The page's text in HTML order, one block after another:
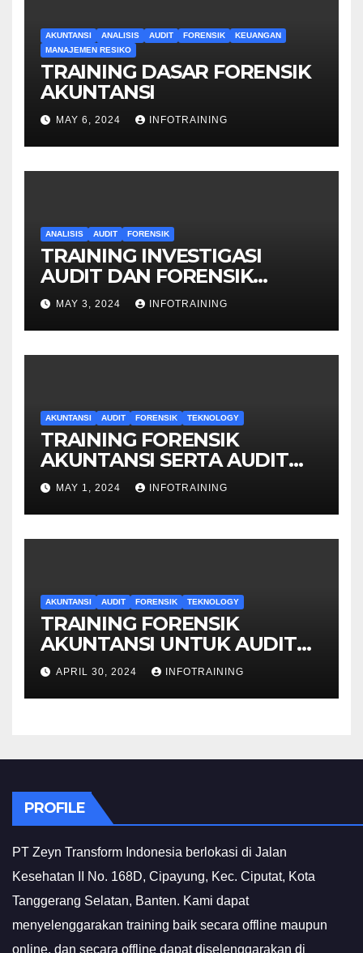
AKUNTANSI ANALISIS AUDIT FORENSIK
KEUANGAN
MANAJEMEN RESIKO
TRAINING DASAR FORENSIK
AKUNTANSI
MAY 6, 2024 INFOTRAINING
ANALISIS AUDIT FORENSIK
TRAINING INVESTIGASI
AUDIT DAN FORENSIK
KEUANGAN
MAY 3, 2024 INFOTRAINING
AKUNTANSI AUDIT FORENSIK TEKNOLOGY
TRAINING FORENSIK
AKUNTANSI SERTA AUDIT
PENYELIDIKAN
MAY 1, 2024 INFOTRAINING
AKUNTANSI AUDIT FORENSIK TEKNOLOGY
TRAINING FORENSIK
AKUNTANSI UNTUK AUDIT
INVESTIGATIF
APRIL 30, 2024 INFOTRAINING
PROFILE
PT Zeyn Transform Indonesia berlokasi di Jalan
Kesehatan II No. 168D, Cipayung, Kec. Ciputat, Kota
Tanggerang Selatan, Banten. Kami dapat
menyelenggarakan training baik secara offline maupun
online, dan secara offline dapat diselenggarakan di